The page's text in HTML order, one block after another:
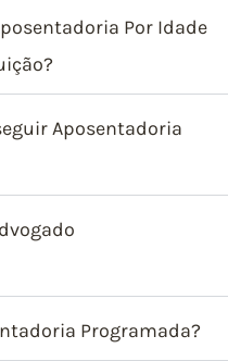
Por Idade
Aposentadoria
Programada?